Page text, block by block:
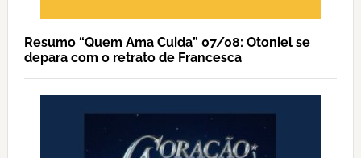
Resumo “Quem Ama Cuida” 07/08: Otoniel se
depara com o retrato de Francesca